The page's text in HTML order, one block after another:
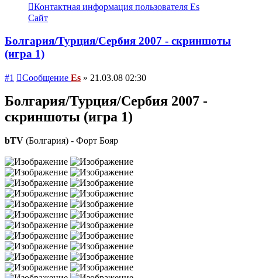
Контактная информация пользователя Es
Сайт
Болгария/Турция/Сербия 2007 - скриншоты
(игра 1)
#1 Сообщение Es » 21.03.08 02:30
Болгария/Турция/Сербия 2007 -
скриншоты (игра 1)
bTV (Болгария) - Форт Бояр